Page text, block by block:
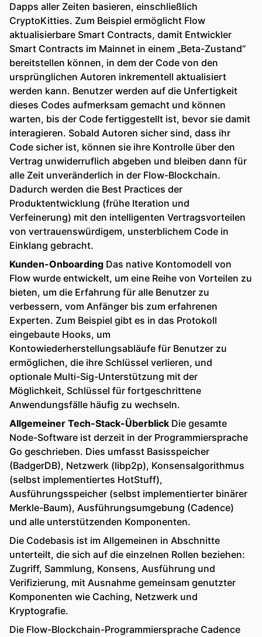
Dapps aller Zeiten basieren, einschließlich
CryptoKitties. Zum Beispiel ermöglicht Flow
aktualisierbare Smart Contracts, damit Entwickler
Smart Contracts im Mainnet in einem „Beta-Zustand“
bereitstellen können, in dem der Code von den
ursprünglichen Autoren inkrementell aktualisiert
werden kann. Benutzer werden auf die Unfertigkeit
dieses Codes aufmerksam gemacht und können
warten, bis der Code fertiggestellt ist, bevor sie damit
interagieren. Sobald Autoren sicher sind, dass ihr
Code sicher ist, können sie ihre Kontrolle über den
Vertrag unwiderruflich abgeben und bleiben dann für
alle Zeit unveränderlich in der Flow-Blockchain.
Dadurch werden die Best Practices der
Produktentwicklung (frühe Iteration und
Verfeinerung) mit den intelligenten Vertragsvorteilen
von vertrauenswürdigem, unsterblichem Code in
Einklang gebracht.
Kunden-Onboarding Das native Kontomodell von
Flow wurde entwickelt, um eine Reihe von Vorteilen zu
bieten, um die Erfahrung für alle Benutzer zu
verbessern, vom Anfänger bis zum erfahrenen
Experten. Zum Beispiel gibt es in das Protokoll
eingebaute Hooks, um
Kontowiederherstellungsabläufe für Benutzer zu
ermöglichen, die ihre Schlüssel verlieren, und
optionale Multi-Sig-Unterstützung mit der
Möglichkeit, Schlüssel für fortgeschrittene
Anwendungsfälle häufig zu wechseln.
Allgemeiner Tech-Stack-Überblick Die gesamte
Node-Software ist derzeit in der Programmiersprache
Go geschrieben. Dies umfasst Basisspeicher
(BadgerDB), Netzwerk (libp2p), Konsensalgorithmus
(selbst implementiertes HotStuff),
Ausführungsspeicher (selbst implementierter binärer
Merkle-Baum), Ausführungsumgebung (Cadence)
und alle unterstützenden Komponenten.
Die Codebasis ist im Allgemeinen in Abschnitte
unterteilt, die sich auf die einzelnen Rollen beziehen:
Zugriff, Sammlung, Konsens, Ausführung und
Verifizierung, mit Ausnahme gemeinsam genutzter
Komponenten wie Caching, Netzwerk und
Kryptografie.
Die Flow-Blockchain-Programmiersprache Cadence